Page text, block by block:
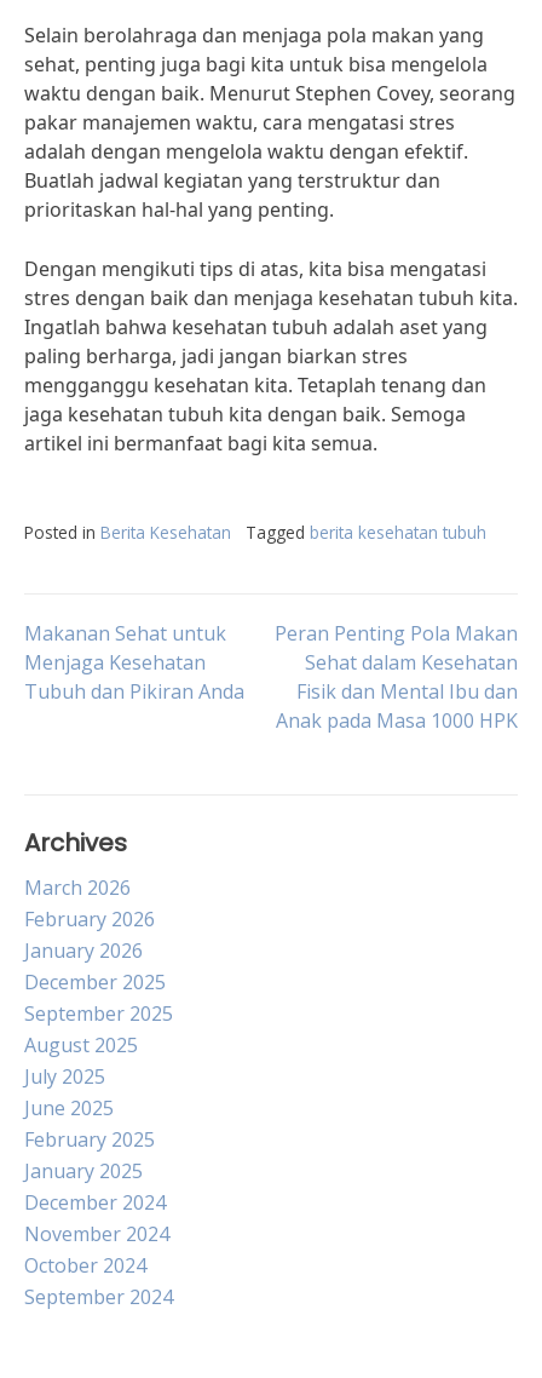
Selain berolahraga dan menjaga pola makan yang
sehat, penting juga bagi kita untuk bisa mengelola
waktu dengan baik. Menurut Stephen Covey, seorang
pakar manajemen waktu, cara mengatasi stres
adalah dengan mengelola waktu dengan efektif.
Buatlah jadwal kegiatan yang terstruktur dan
prioritaskan hal-hal yang penting.
Dengan mengikuti tips di atas, kita bisa mengatasi
stres dengan baik dan menjaga kesehatan tubuh kita.
Ingatlah bahwa kesehatan tubuh adalah aset yang
paling berharga, jadi jangan biarkan stres
mengganggu kesehatan kita. Tetaplah tenang dan
jaga kesehatan tubuh kita dengan baik. Semoga
artikel ini bermanfaat bagi kita semua.
Posted in Berita Kesehatan Tagged berita kesehatan tubuh
Post
navigation
Makanan Sehat untuk
Menjaga Kesehatan
Tubuh dan Pikiran Anda
Peran Penting Pola Makan
Sehat dalam Kesehatan
Fisik dan Mental Ibu dan
Anak pada Masa 1000 HPK
Archives
March 2026
February 2026
January 2026
December 2025
September 2025
August 2025
July 2025
June 2025
February 2025
January 2025
December 2024
November 2024
October 2024
September 2024